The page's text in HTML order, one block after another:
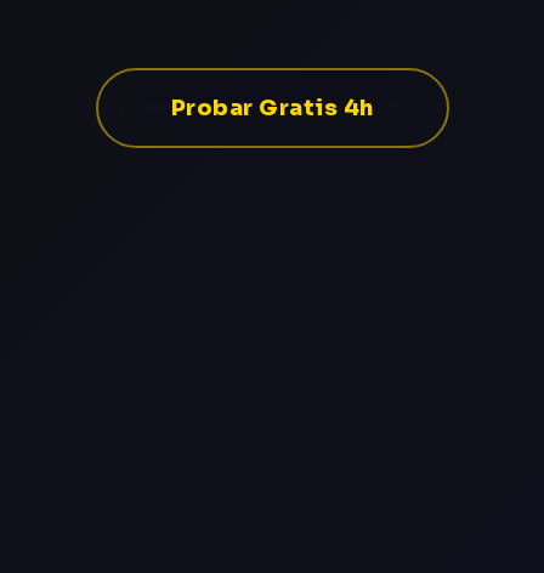
Probar Gratis 4h